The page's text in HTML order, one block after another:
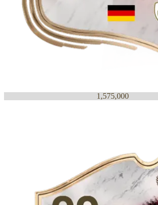
1,575,000